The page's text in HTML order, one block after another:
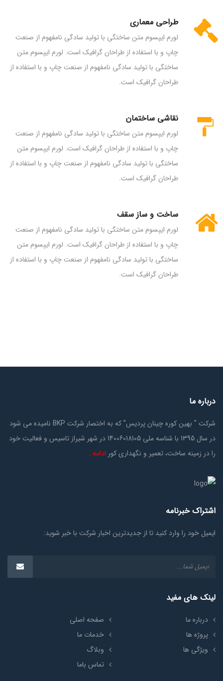
طراحی معماری
لورم ایپسوم متن ساختگی با تولید سادگی نامفهوم از صنعت
چاپ و با استفاده از طراحان گرافیک است. لورم ایپسوم متن
ساختگی با تولید سادگی نامفهوم از صنعت چاپ و با استفاده از
طراحان گرافیک است.
نقاشی ساختمان
لورم ایپسوم متن ساختگی با تولید سادگی نامفهوم از صنعت
چاپ و با استفاده از طراحان گرافیک است. لورم ایپسوم متن
ساختگی با تولید سادگی نامفهوم از صنعت چاپ و با استفاده از
طراحان گرافیک است.
ساخت و ساز سقف
لورم ایپسوم متن ساختگی با تولید سادگی نامفهوم از صنعت
چاپ و با استفاده از طراحان گرافیک است. لورم ایپسوم متن
ساختگی با تولید سادگی نامفهوم از صنعت چاپ و با استفاده از
طراحان گرافیک است.
درباره ما
شرکت ” بهین کوره چینان پردیس” که به اختصار شرکت BKP نامیده می شود
در سال 1395 با شناسه ملی 14006018105 در شهر شیراز تاسیس و فعالیت خود
را در زمینه ساخت، تعمیر و نگهداری کور ادامه….
اشتراک خبرنامه
ایمیل خود را وارد کنید تا از جدیدترین اخبار شرکت با خبر شوید:
لینک های مفید
صفحه اصلی
درباره ما
خدمات ما
پروژه ها
وبلاگ
ویژگی ها
تماس باما